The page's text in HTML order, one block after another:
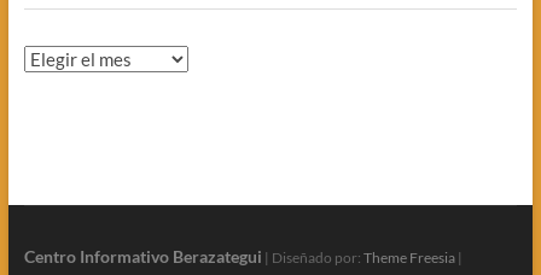
Archivos
Centro Informativo Berazategui | Diseñado por: Theme Freesia|